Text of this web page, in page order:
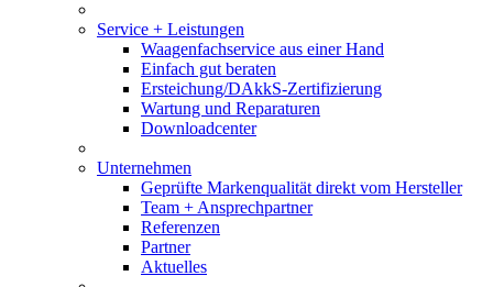
Service + Leistungen
Waagenfachservice aus einer Hand
Einfach gut beraten
Ersteichung/DAkkS-Zertifizierung
Wartung und Reparaturen
Downloadcenter
Unternehmen
Geprüfte Markenqualität direkt vom Hersteller
Team + Ansprechpartner
Referenzen
Partner
Aktuelles